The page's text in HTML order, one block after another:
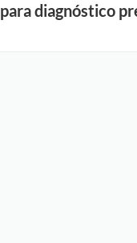
diagnóstico